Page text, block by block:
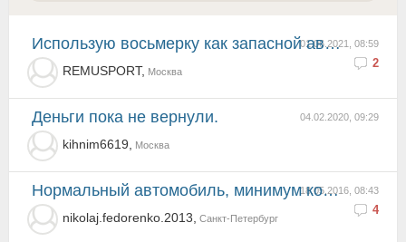
01.06.2021, 08:59
2
Использую восьмерку как запасной авто! Ломается ВОЛЬВО, иду в гараж, завожу восмерку и всегда еду.
REMUSPORT, Москва
04.02.2020, 09:29
Деньги пока не вернули.
kihnim6619, Москва
18.05.2016, 08:43
4
Нормальный автомобиль, минимум комфорта, в салоне все как в старые совдеповские времена. Ходавая ча...
nikolaj.fedorenko.2013, Санкт-Петербург